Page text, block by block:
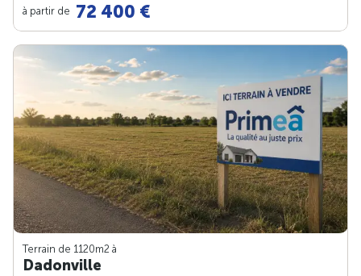
à partir de 72 400 €
Terrain de 1120m2 à
Dadonville